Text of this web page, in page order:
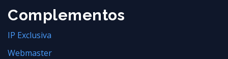
Complementos
IP Exclusiva
Webmaster